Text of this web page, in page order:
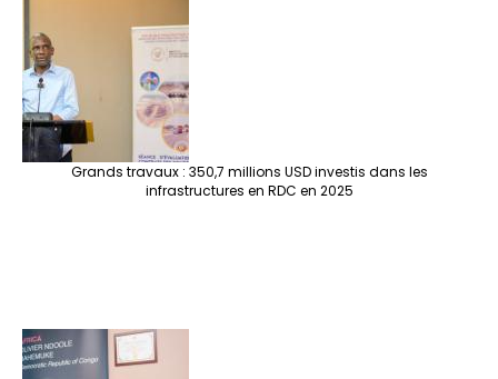
Grands travaux : 350,7 millions USD investis dans les
infrastructures en RDC en 2025